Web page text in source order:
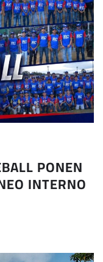
PONEN
INTERNO